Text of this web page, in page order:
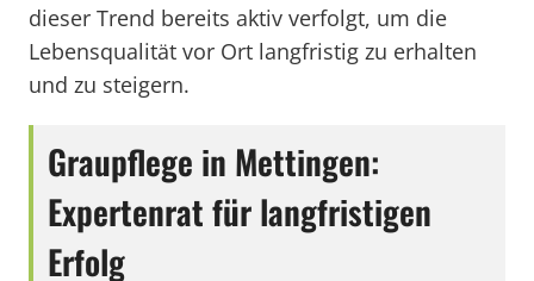
dieser Trend bereits aktiv verfolgt, um die
Lebensqualität vor Ort langfristig zu erhalten
und zu steigern.
Graupflege in Mettingen:
Expertenrat für langfristigen
Erfolg